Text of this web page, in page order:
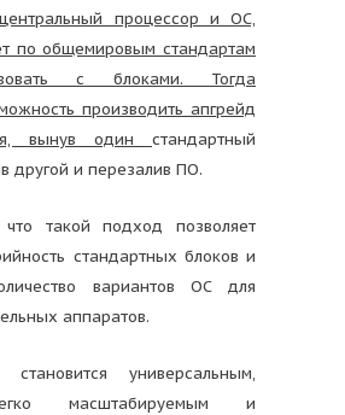
процессор и ОС,
по общемировым стандартам
с блоками. Тогда
производить апгрейд
вынув один стандартный
другой и перезалив ПО.
такой подход позволяет
стандартных блоков и
вариантов ОС для
аппаратов.
универсальным,
масштабируемым и